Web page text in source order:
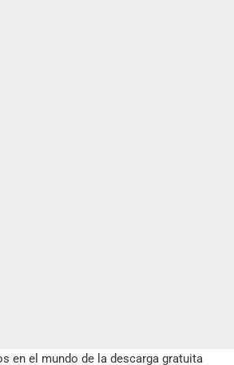
en el mundo de la descarga gratuita